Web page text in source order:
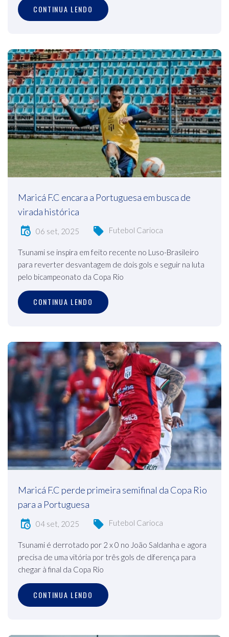
CONTINUA LENDO
Maricá F.C encara a Portuguesa em busca de
virada histórica
06 set, 2025 Futebol Carioca
Tsunami se inspira em feito recente no Luso-Brasileiro
para reverter desvantagem de dois gols e seguir na luta
pelo bicampeonato da Copa Rio
CONTINUA LENDO
Maricá F.C perde primeira semifinal da Copa Rio
para a Portuguesa
04 set, 2025 Futebol Carioca
Tsunami é derrotado por 2 x 0 no João Saldanha e agora
precisa de uma vitória por três gols de diferença para
chegar à final da Copa Rio
CONTINUA LENDO